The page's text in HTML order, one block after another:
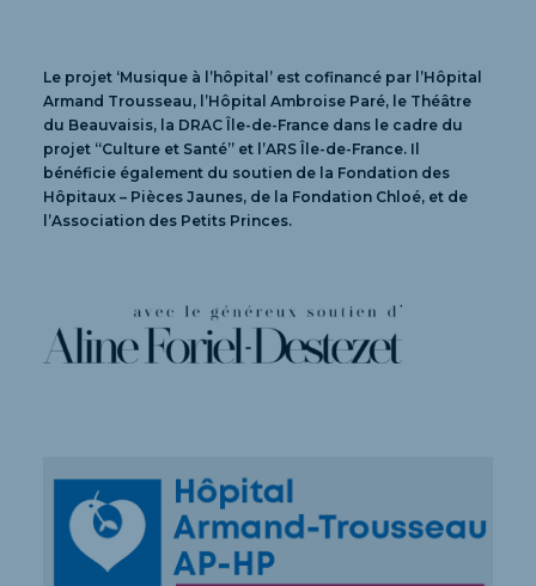
Le projet ‘Musique à l’hôpital’ est cofinancé par l’Hôpital
Armand Trousseau, l’Hôpital Ambroise Paré, le Théâtre
du Beauvaisis, la DRAC Île-de-France dans le cadre du
projet “Culture et Santé” et l’ARS Île-de-France. Il
bénéficie également du soutien de la Fondation des
Hôpitaux – Pièces Jaunes, de la Fondation Chloé, et de
l’Association des Petits Princes.